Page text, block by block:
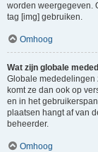
worden weergegeven.
tag [img] gebruiken.
Omhoog
Wat zijn globale
Globale mededelingen
komt ze dan ook op
en in het
plaatsen hangt af van
beheerder.
Omhoog